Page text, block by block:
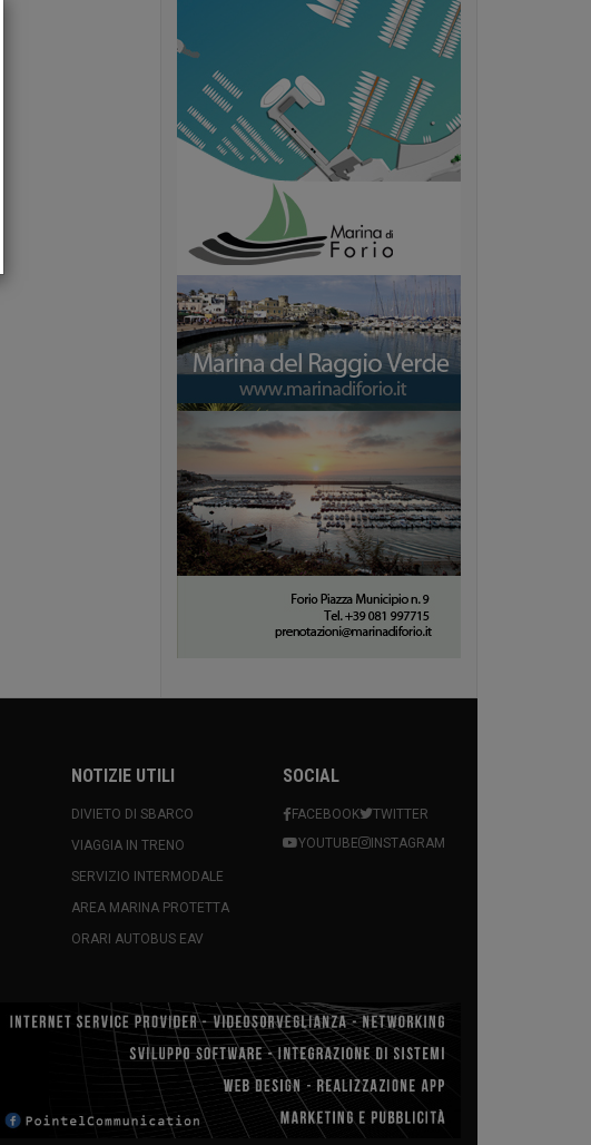
NOTIZIE UTILI
DIVIETO DI SBARCO
VIAGGIA IN TRENO
SERVIZIO INTERMODALE
AREA MARINA PROTETTA
ORARI AUTOBUS EAV
SOCIAL
FACEBOOK
TWITTER
YOUTUBE
INSTAGRAM